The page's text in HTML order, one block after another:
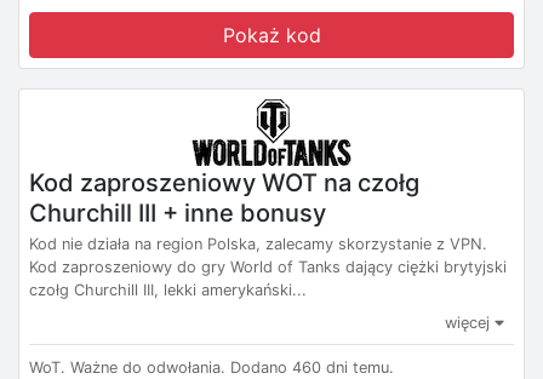
Pokaż kod
Kod zaproszeniowy WOT na czołg
Churchill III + inne bonusy
Kod nie działa na region Polska, zalecamy skorzystanie z VPN.
Kod zaproszeniowy do gry World of Tanks dający ciężki brytyjski
czołg Churchill III, lekki amerykański...
więcej
WoT. Ważne do odwołania. Dodano 460 dni temu.